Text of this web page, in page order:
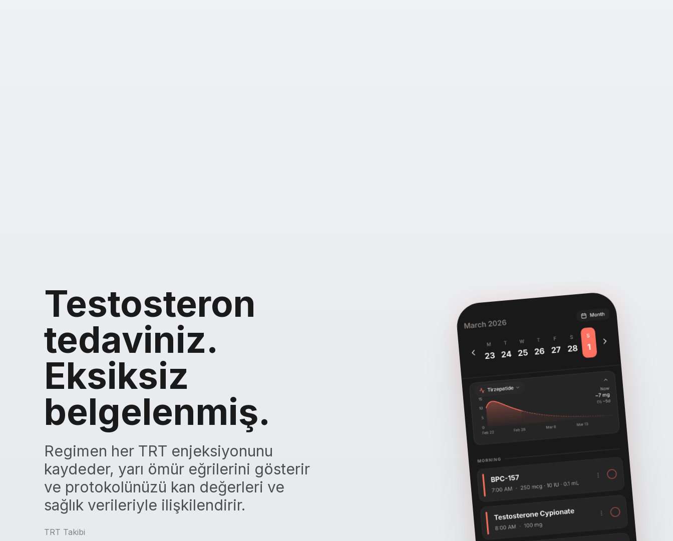
Testosteron
tedaviniz.
Eksiksiz
belgelenmiş.
Regimen her TRT enjeksiyonunu
kaydeder, yarı ömür eğrilerini gösterir
ve protokolünüzü kan değerleri ve
sağlık verileriyle ilişkilendirir.
TRT Takibi